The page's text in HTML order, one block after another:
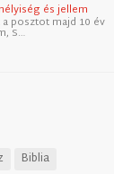
és jellem
a posztot majd 10 év
S…
Biblia